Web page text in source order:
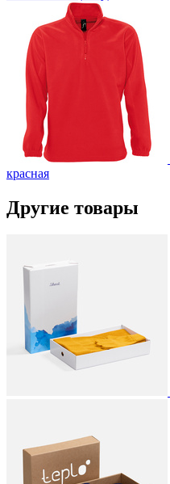
красная
Другие товары